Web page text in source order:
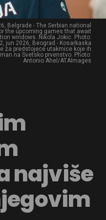
Belgrade - The Serbian national
the upcoming games that await
windows. Nikola Jokic. Photo:
jun 2026, Beograd - Kosarkaska
za predstojece utakmice koje ih
na Svetsko prvenstvo. Photo:
Antonio Ahel/ATAImages
najviše